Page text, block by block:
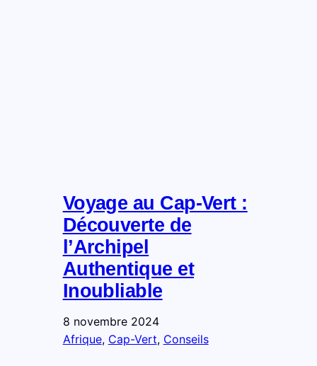
Voyage au Cap-Vert :
Découverte de
l’Archipel
Authentique et
Inoubliable
8 novembre 2024
Afrique, Cap-Vert, Conseils